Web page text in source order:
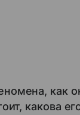
как
какова